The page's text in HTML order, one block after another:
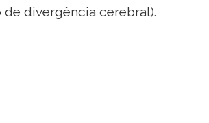
divergência cerebral).